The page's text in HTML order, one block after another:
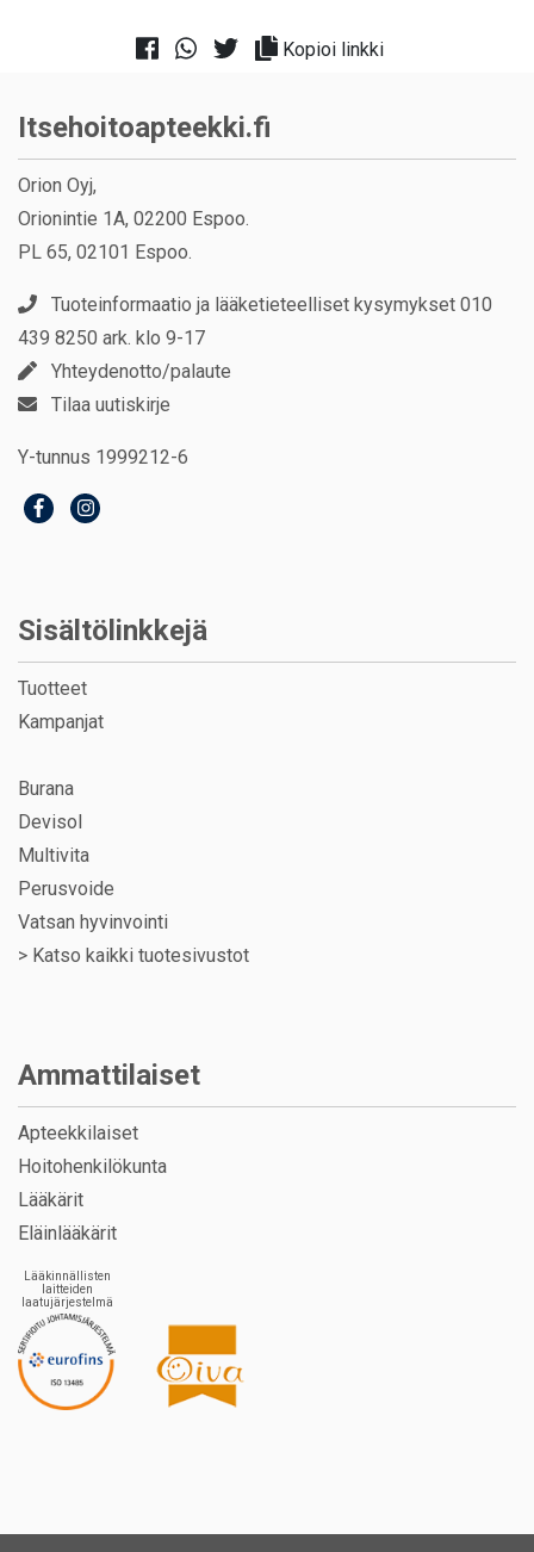
Kopioi linkki
Itsehoitoapteekki.fi
Orion Oyj,
Orionintie 1A, 02200 Espoo.
PL 65, 02101 Espoo.
Tuoteinformaatio ja lääketieteelliset kysymykset 010
439 8250 ark. klo 9-17
Yhteydenotto/palaute
Tilaa uutiskirje
Y-tunnus 1999212-6
Sisältölinkkejä
Tuotteet
Kampanjat
Burana
Devisol
Multivita
Perusvoide
Vatsan hyvinvointi
> Katso kaikki tuotesivustot
Ammattilaiset
Apteekkilaiset
Hoitohenkilökunta
Lääkärit
Eläinlääkärit
Lääkinnällisten
laitteiden
laatujärjestelmä